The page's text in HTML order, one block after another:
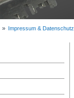
» Impressum & Datenschutz